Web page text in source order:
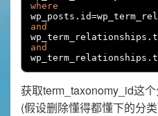
where
wp_posts . id=
and
wp_term_relationships .
and
wp_term_relationships .
获取term_taxonomy_id这
(假设删除懂得都懂下的分